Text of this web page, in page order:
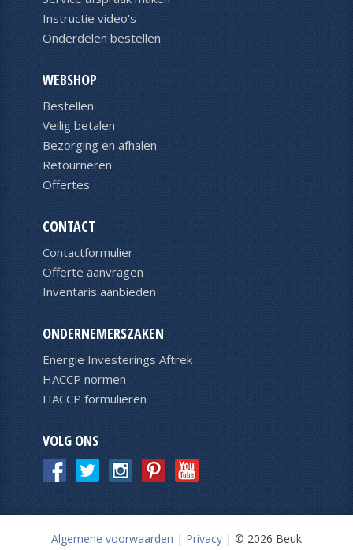
Instructie video's
Onderdelen bestellen
WEBSHOP
Bestellen
Veilig betalen
Bezorging en afhalen
Retourneren
Offertes
CONTACT
Contactformulier
Offerte aanvragen
Inventaris aanbieden
ONDERNEMERSZAKEN
Energie Investerings Aftrek
HACCP normen
HACCP formulieren
VOLG ONS
Algemene voorwaarden | Privacy| © 2026 Beuk